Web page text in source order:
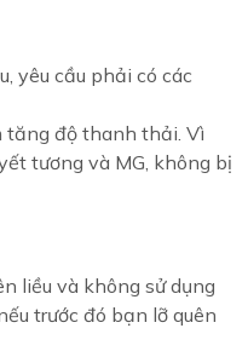
yêu cầu phải có các
độ thanh thải. Vì
tương và MG, không bị
liều và không sử dụng
trước đó bạn lỡ quên